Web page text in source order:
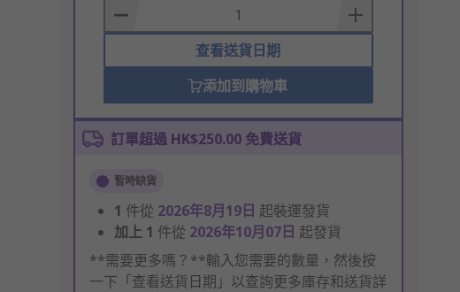
Basket
查看送貨日期
添加到購物車
訂單超過 HK$250.00 免費送貨
暫時缺貨
1 件從 2026年8月19日 起裝運發貨
加上 1 件從 2026年10月07日 起發貨
**需要更多嗎？**輸入您需要的數量，然後按
一下「查看送貨日期」以查詢更多庫存和送貨詳